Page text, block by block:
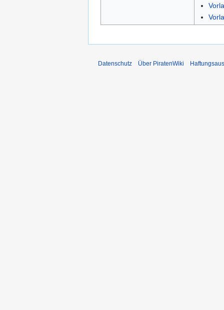
Datenschutz Über PiratenWiki